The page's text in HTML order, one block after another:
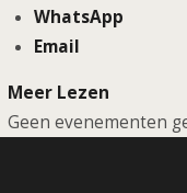
WhatsApp
Email
Meer Lezen
Geen evenementen